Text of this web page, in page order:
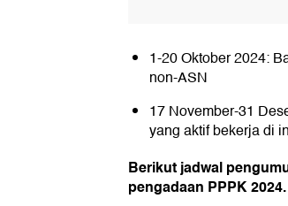
1-20 Oktober 2024:
non-ASN
17 November-31
yang aktif bekerja di
Berikut jadwal
pengadaan PPPK 2024.